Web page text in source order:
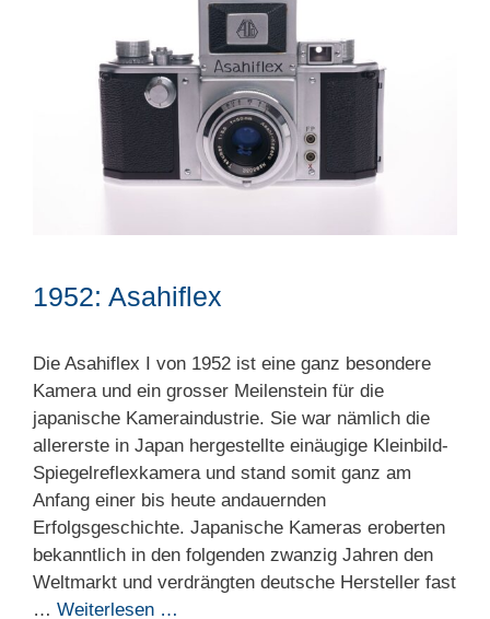
1952: Asahiflex
Die Asahiflex I von 1952 ist eine ganz besondere
Kamera und ein grosser Meilenstein für die
japanische Kameraindustrie. Sie war nämlich die
allererste in Japan hergestellte einäugige Kleinbild-
Spiegelreflexkamera und stand somit ganz am
Anfang einer bis heute andauernden
Erfolgsgeschichte. Japanische Kameras eroberten
bekanntlich in den folgenden zwanzig Jahren den
Weltmarkt und verdrängten deutsche Hersteller fast
… Weiterlesen …